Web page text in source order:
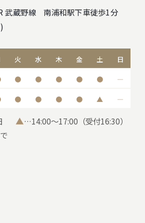
武蔵野線 南浦和駅下車徒歩1分
火 水 木 金 土 日
● ● ● ● ● ―
● ● ● ● ▲ ―
▲…14:00～17:00（受付16:30）